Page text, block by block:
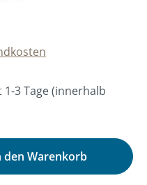
3 Tage (innerhalb
gewünschten
den Warenkorb